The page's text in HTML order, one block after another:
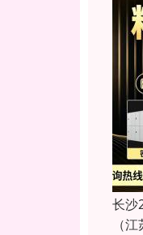
长沙
（